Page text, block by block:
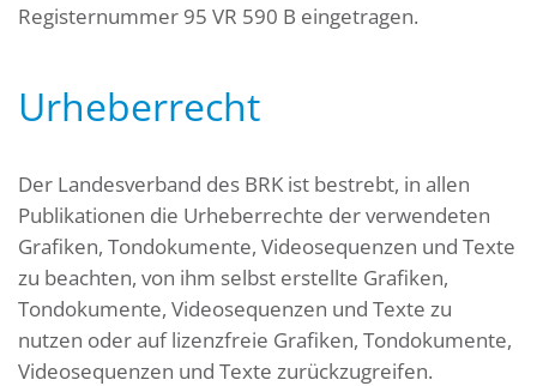
Registernummer 95 VR 590 B eingetragen.
Urheberrecht
Der Landesverband des BRK ist bestrebt, in allen
Publikationen die Urheberrechte der verwendeten
Grafiken, Tondokumente, Videosequenzen und Texte
zu beachten, von ihm selbst erstellte Grafiken,
Tondokumente, Videosequenzen und Texte zu
nutzen oder auf lizenzfreie Grafiken, Tondokumente,
Videosequenzen und Texte zurückzugreifen.